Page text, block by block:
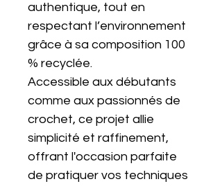
authentique, tout en
respectant l’environnement
grâce à sa composition 100
% recyclée.
Accessible aux débutants
comme aux passionnés de
crochet, ce projet allie
simplicité et raffinement,
offrant l'occasion parfaite
de pratiquer vos techniques